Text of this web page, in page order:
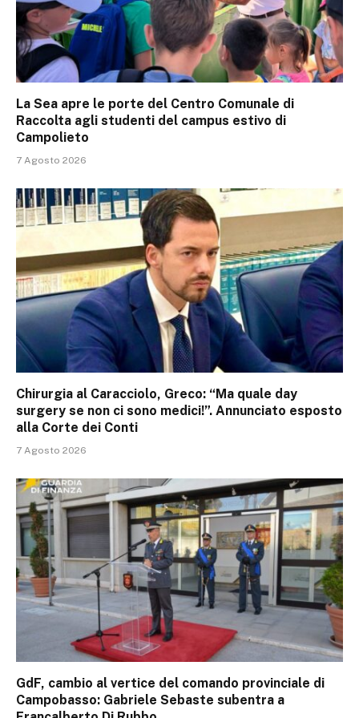
La Sea apre le porte del Centro Comunale di
Raccolta agli studenti del campus estivo di
Campolieto
7 Agosto 2026
Chirurgia al Caracciolo, Greco: “Ma quale day
surgery se non ci sono medici!”. Annunciato esposto
alla Corte dei Conti
7 Agosto 2026
GdF, cambio al vertice del comando provinciale di
Campobasso: Gabriele Sebaste subentra a